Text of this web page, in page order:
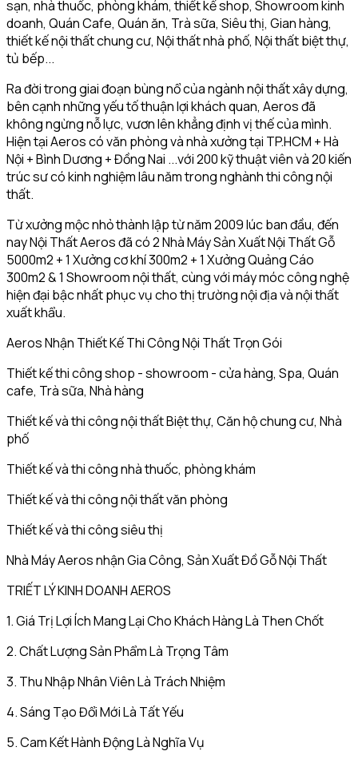
sạn, nhà thuốc, phòng khám, thiết kế shop, Showroom kinh
doanh, Quán Cafe, Quán ăn, Trà sữa, Siêu thị, Gian hàng,
thiết kế nội thất chung cư, Nội thất nhà phố, Nội thất biệt thự,
tủ bếp...
Ra đời trong giai đoạn bùng nổ của ngành nội thất xây dựng,
bên cạnh những yếu tố thuận lợi khách quan, Aeros đã
không ngừng nỗ lực, vươn lên khẳng định vị thế của mình.
Hiện tại Aeros có văn phòng và nhà xưởng tại TP.HCM + Hà
Nội + Bình Dương + Đồng Nai ...với 200 kỹ thuật viên và 20 kiến
trúc sư có kinh nghiệm lâu năm trong nghành thi công nội
thất.
Từ xưởng mộc nhỏ thành lập từ năm 2009 lúc ban đầu, đến
nay Nội Thất Aeros đã có 2 Nhà Máy Sản Xuất Nội Thất Gỗ
5000m2 + 1 Xưởng cơ khí 300m2 + 1 Xưởng Quảng Cáo
300m2 & 1 Showroom nội thất, cùng với máy móc công nghệ
hiện đại bậc nhất phục vụ cho thị trường nội địa và nội thất
xuất khẩu.
Aeros Nhận Thiết Kế Thi Công Nội Thất Trọn Gói
Thiết kế thi công shop - showroom - cửa hàng, Spa, Quán
cafe, Trà sữa, Nhà hàng
Thiết kế và thi công nội thất Biệt thự, Căn hộ chung cư, Nhà
phố
Thiết kế và thi công nhà thuốc, phòng khám
Thiết kế và thi công nội thất văn phòng
Thiết kế và thi công siêu thị
Nhà Máy Aeros nhận Gia Công, Sản Xuất Đồ Gỗ Nội Thất
TRIẾT LÝ KINH DOANH AEROS
1. Giá Trị Lợi Ích Mang Lại Cho Khách Hàng Là Then Chốt
2. Chất Lượng Sản Phẩm Là Trọng Tâm
3. Thu Nhập Nhân Viên Là Trách Nhiệm
4. Sáng Tạo Đổi Mới Là Tất Yếu
5. Cam Kết Hành Động Là Nghĩa Vụ